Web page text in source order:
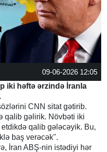
09-06-2026 12:05
iki həftə ərzində İranla
CNN sitat gətirib.
qalib gəlirik. Növbəti iki
qalib gələcəyik. Bu,
baş verəcək".
İran ABŞ-nin istədiyi hər